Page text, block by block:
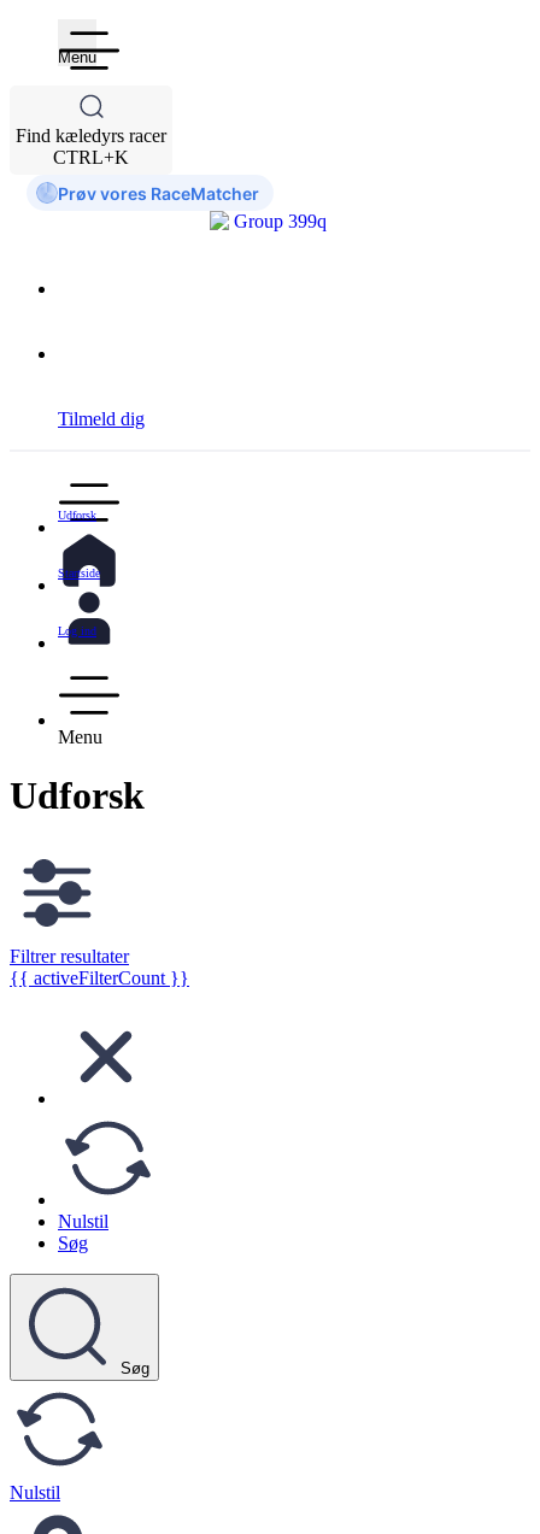
Menu
Find kæledyrs racer
CTRL+K
Prøv vores RaceMatcher
Tilmeld dig
Udforsk
Startside
Log ind
Menu
Udforsk
Filtrer resultater
{{ activeFilterCount }}
Nulstil
Søg
Søg
Nulstil